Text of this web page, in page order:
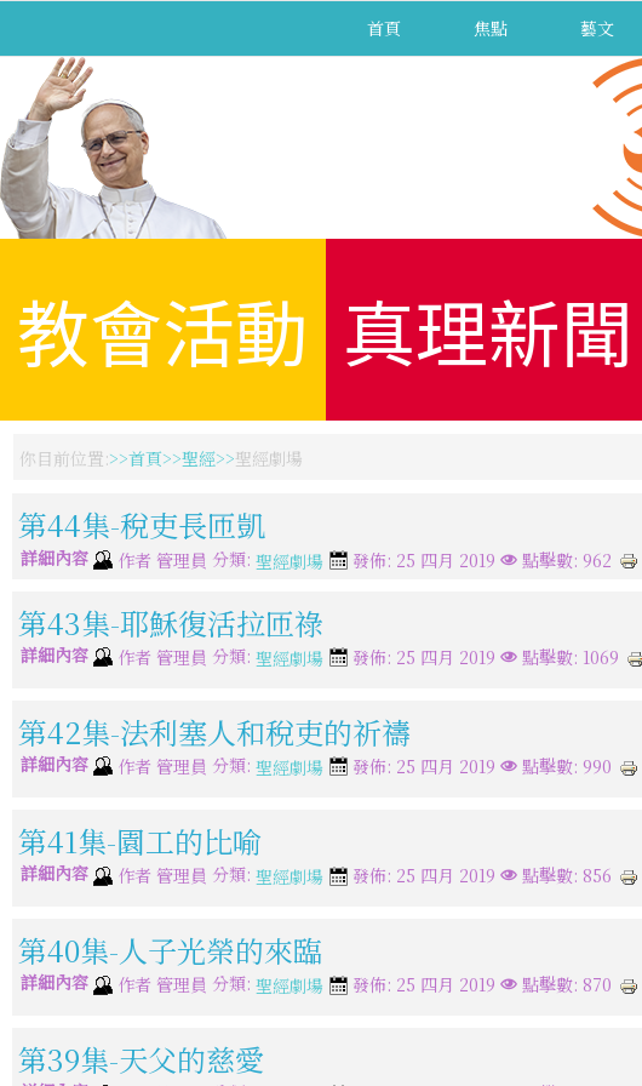
首頁 焦點 藝文
教會活動 真理新聞
你目前位置: 首頁 聖經 聖經劇場
第44集-稅吏長匝凱
詳細內容 作者 管理員 分類: 聖經劇場 發佈: 25 四月 2019 點擊數: 962
第43集-耶穌復活拉匝祿
詳細內容 作者 管理員 分類: 聖經劇場 發佈: 25 四月 2019 點擊數: 1069
第42集-法利塞人和稅吏的祈禱
詳細內容 作者 管理員 分類: 聖經劇場 發佈: 25 四月 2019 點擊數: 990
第41集-園工的比喻
詳細內容 作者 管理員 分類: 聖經劇場 發佈: 25 四月 2019 點擊數: 856
第40集-人子光榮的來臨
詳細內容 作者 管理員 分類: 聖經劇場 發佈: 25 四月 2019 點擊數: 870
第39集-天父的慈愛